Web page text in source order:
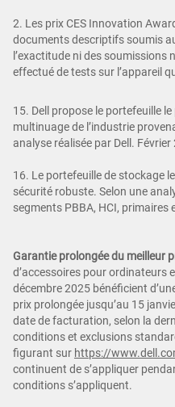
2. Les prix CES Innovation
documents descriptifs soumis
l’exactitude ni des soumissions
effectué de tests sur l’appareil
15. Dell propose le portefeuille
multinuage de l’industrie
analyse réalisée par Dell. Février
16. Le portefeuille de stockage
sécurité robuste. Selon une
segments PBBA, HCI,
Garantie prolongée du meilleur
d’accessoires pour ordinateurs
décembre 2025 bénéficient
prix prolongée jusqu’au 15
date de facturation, selon la
conditions et exclusions
figurant sur https://
continuent de s’appliquer
conditions s’appliquent.